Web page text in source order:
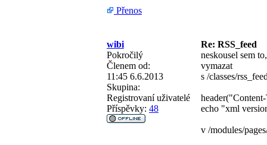
Přenos
wibi
Re: RSS_feed
Pokročilý
Členem od:
11:45 6.6.2013
Skupina:
Registrovaní uživatelé
Příspěvky: 48
neskousel sem to,
vymazat
s /classes/
echo "xml
v /modules/